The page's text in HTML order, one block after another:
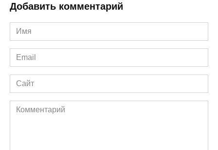
Добавить комментарий
Имя
*
Email
*
Сайт
Комментарий